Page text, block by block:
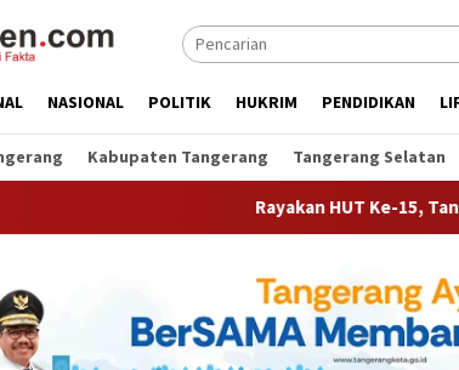
NASIONAL POLITIK HUKRIM PENDIDIKAN
Kabupaten Tangerang Tangerang Selatan
Rayakan HUT Ke-15, Tangcity Mall